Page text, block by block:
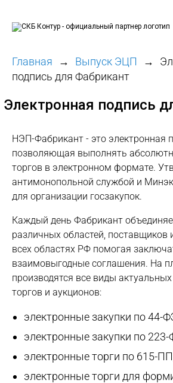
Главная Выпуск ЭЦП
подпись для Фабрикант
Электронная подпись
НЭП-Фабрикант - это электронная
позволяющая выполнять
торгов в электронном формате.
антимонопольной службой и
для организации госзакупок.
Каждый день Фабрикант
различных областей, поставщиков
всех областях РФ помогая
взаимовыгодные соглашения. На
производятся все виды
торгов и аукционов:
электронные закупки по 44-
электронные закупки по 223-
электронные торги по 615-
электронные торги для